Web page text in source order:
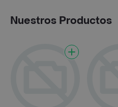
Nuestros Productos